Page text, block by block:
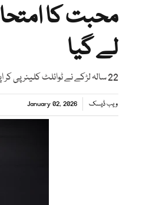
محبت کا
لے گیا
22 سالہ لڑکے نے ٹوائلٹ کلینر پی کر اپنی زندگی کا خاتمہ کرلیا
ویب ڈیسک January 02, 2026